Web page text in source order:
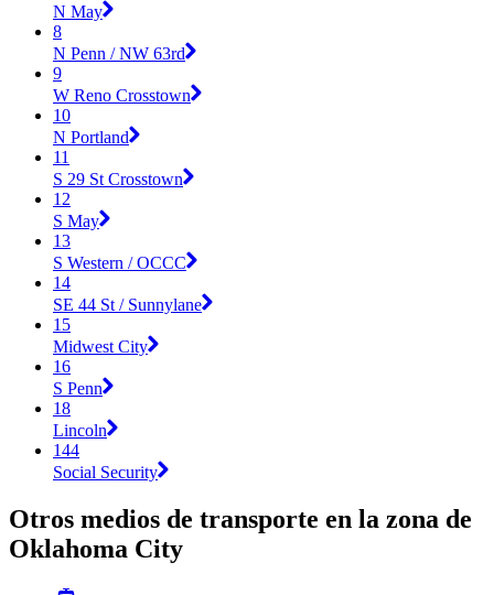
N May
8
N Penn / NW 63rd
9
W Reno Crosstown
10
N Portland
11
S 29 St Crosstown
12
S May
13
S Western / OCCC
14
SE 44 St / Sunnylane
15
Midwest City
16
S Penn
18
Lincoln
144
Social Security
Otros medios de transporte en la zona de
Oklahoma City